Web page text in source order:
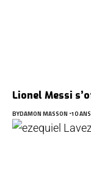
Lionel Messi
BYDAMON MASSON 10 ANS